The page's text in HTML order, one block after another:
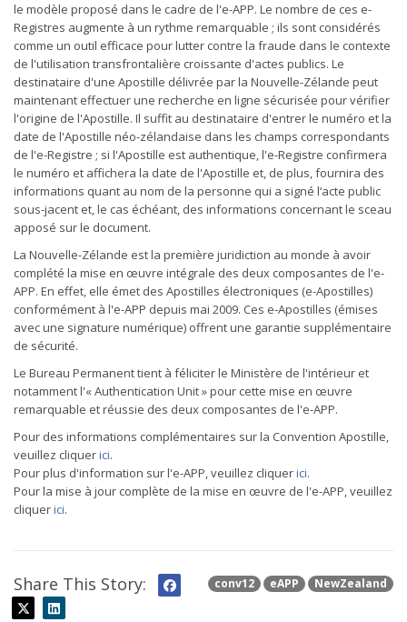
le modèle proposé dans le cadre de l'e-APP. Le nombre de ces e-
Registres augmente à un rythme remarquable ; ils sont considérés
comme un outil efficace pour lutter contre la fraude dans le contexte
de l'utilisation transfrontalière croissante d'actes publics. Le
destinataire d'une Apostille délivrée par la Nouvelle-Zélande peut
maintenant effectuer une recherche en ligne sécurisée pour vérifier
l'origine de l'Apostille. Il suffit au destinataire d'entrer le numéro et la
date de l'Apostille néo-zélandaise dans les champs correspondants
de l'e-Registre ; si l'Apostille est authentique, l'e-Registre confirmera
le numéro et affichera la date de l'Apostille et, de plus, fournira des
informations quant au nom de la personne qui a signé l‘acte public
sous-jacent et, le cas échéant, des informations concernant le sceau
apposé sur le document.
La Nouvelle-Zélande est la première juridiction au monde à avoir
complété la mise en œuvre intégrale des deux composantes de l'e-
APP. En effet, elle émet des Apostilles électroniques (e-Apostilles)
conformément à l'e-APP depuis mai 2009. Ces e-Apostilles (émises
avec une signature numérique) offrent une garantie supplémentaire
de sécurité.
Le Bureau Permanent tient à féliciter le Ministère de l'intérieur et
notamment l'« Authentication Unit » pour cette mise en œuvre
remarquable et réussie des deux composantes de l'e-APP.
Pour des informations complémentaires sur la Convention Apostille,
veuillez cliquerici.
Pour plus d'information sur l'e-APP, veuillez cliquerici.
Pour la mise à jour complète de la mise en œuvre de l'e-APP, veuillez
cliquerici.
conv12 eAPP NewZealand
Share This Story: